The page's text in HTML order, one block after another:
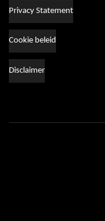
Privacy Statement
Cookie beleid
Disclaimer